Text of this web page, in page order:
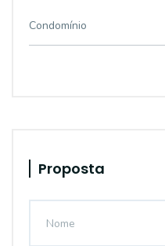
Condomínio
Proposta